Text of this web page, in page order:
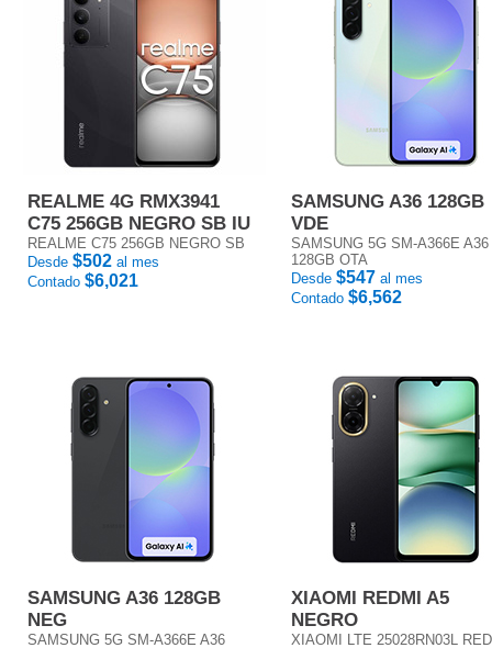
REALME 4G RMX3941
C75 256GB NEGRO SB IU
REALME C75 256GB NEGRO SB
Desde $502 al mes
Contado $6,021
SAMSUNG A36 128GB
VDE
SAMSUNG 5G SM-A366E A36
128GB OTA
Desde $547 al mes
Contado $6,562
SAMSUNG A36 128GB
NEG
SAMSUNG 5G SM-A366E A36
XIAOMI REDMI A5
NEGRO
XIAOMI LTE 25028RN03L